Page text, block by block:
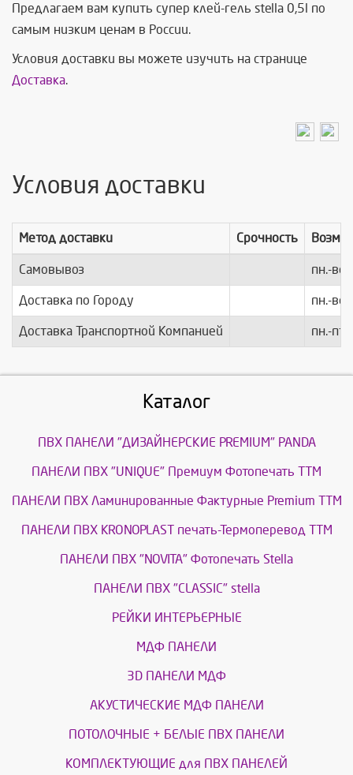
Предлагаем вам купить супер клей-гель stella 0,5l по
самым низким ценам в России.
Условия доставки вы можете изучить на странице
Доставка.
Условия доставки
Метод доставки Срочность
Самовывоз пн.-вс.
Доставка по Городу пн.-вс.
Доставка Транспортной Компанией пн.-пт.
Каталог
ПВХ ПАНЕЛИ "ДИЗАЙНЕРСКИЕ PREMIUM" PANDA
ПАНЕЛИ ПВХ "UNIQUE" Премиум Фотопечать ТТМ
ПАНЕЛИ ПВХ Ламинированные Фактурные Premium ТТМ
ПАНЕЛИ ПВХ KRONOPLAST печать-Термоперевод ТТМ
ПАНЕЛИ ПВХ "NOVITA" Фотопечать Stella
ПАНЕЛИ ПВХ "CLASSIC" stella
РЕЙКИ ИНТЕРЬЕРНЫЕ
МДФ ПАНЕЛИ
3D ПАНЕЛИ МДФ
АКУСТИЧЕСКИЕ МДФ ПАНЕЛИ
ПОТОЛОЧНЫЕ + БЕЛЫЕ ПВХ ПАНЕЛИ
КОМПЛЕКТУЮЩИЕ для ПВХ ПАНЕЛЕЙ